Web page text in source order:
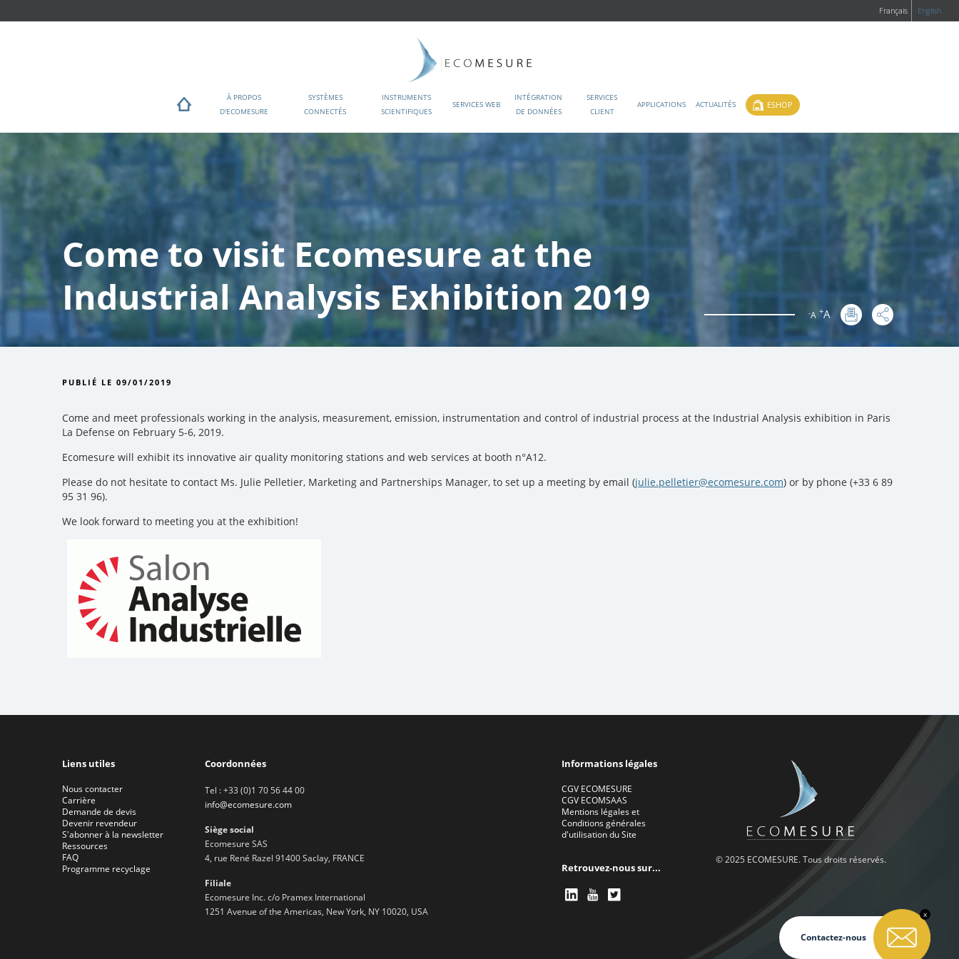
Français English
À PROPOS
D'ECOMESURE
SYSTÈMES
CONNECTÉS
INSTRUMENTS
SCIENTIFIQUES
SERVICES WEB
INTÉGRATION
DE DONNÉES
SERVICES
CLIENT
APPLICATIONS ACTUALITÉS ESHOP
Come to visit Ecomesure at the
Industrial Analysis Exhibition 2019
-A +A
PUBLIÉ LE 09/01/2019
Come and meet professionals working in the analysis, measurement, emission, instrumentation and control of industrial process at the Industrial Analysis exhibition in Paris
La Defense on February 5-6, 2019.
Ecomesure will exhibit its innovative air quality monitoring stations and web services at booth n°A12.
Please do not hesitate to contact Ms. Julie Pelletier, Marketing and Partnerships Manager, to set up a meeting by email (julie.pelletier@ecomesure.com) or by phone (+33 6 89
95 31 96).
We look forward to meeting you at the exhibition!
Liens utiles
Nous contacter
Carrière
Demande de devis
Devenir revendeur
S'abonner à la newsletter
Ressources
FAQ
Programme recyclage
Coordonnées
Tel : +33 (0)1 70 56 44 00
info@ecomesure.com
Siège social
Ecomesure SAS
4, rue René Razel 91400 Saclay, FRANCE
Filiale
Ecomesure Inc. c/o Pramex International
1251 Avenue of the Americas, New York, NY 10020, USA
Informations légales
CGV ECOMESURE
CGV ECOMSAAS
Mentions légales et
Conditions générales
d'utilisation du Site
Retrouvez-nous sur...
© 2025 ECOMESURE. Tous droits réservés.
x
Contactez-nous